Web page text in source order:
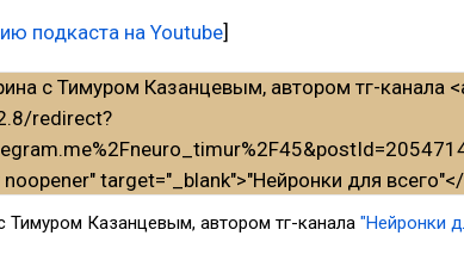
подкаста на Youtube]
Тимуром Казанцевым, автором тг-канала "Нейронки